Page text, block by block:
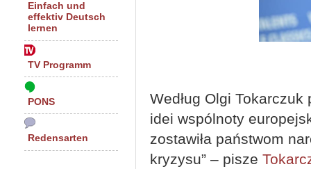
Według Olgi Tokarczuk
idei wspólnoty
zostawiła państwom
kryzysu” – pisze
Einfach und
effektiv Deutsch
lernen
TV Programm
PONS
Redensarten